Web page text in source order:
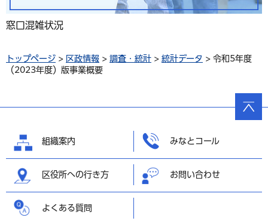
窓口混雑状況
トップページ > 区政情報 > 調査・統計 > 統計データ > 令和5年度
（2023年度）版事業概要
組織案内 みなとコール
区役所への行き方 お問い合わせ
よくある質問
ページ
の先頭